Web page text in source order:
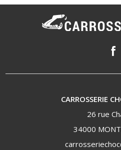
CARROSSERIE
26 rue
34000